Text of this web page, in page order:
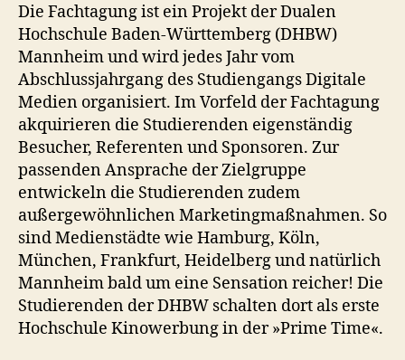
Die Fachtagung ist ein Projekt der Dualen
Hochschule Baden-Württemberg (DHBW)
Mannheim und wird jedes Jahr vom
Abschlussjahrgang des Studiengangs Digitale
Medien organisiert. Im Vorfeld der Fachtagung
akquirieren die Studierenden eigenständig
Besucher, Referenten und Sponsoren. Zur
passenden Ansprache der Zielgruppe
entwickeln die Studierenden zudem
außergewöhnlichen Marketingmaßnahmen. So
sind Medienstädte wie Hamburg, Köln,
München, Frankfurt, Heidelberg und natürlich
Mannheim bald um eine Sensation reicher! Die
Studierenden der DHBW schalten dort als erste
Hochschule Kinowerbung in der »Prime Time«.